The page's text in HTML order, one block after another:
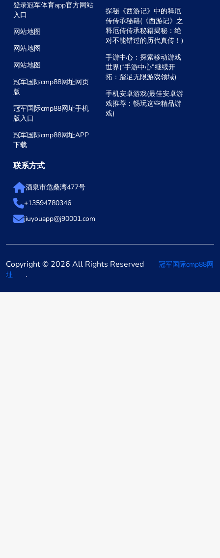
登录冠军体育app官方网站
入口
网站地图
网站地图
网站地图
冠军国际cmp88网址网页
版
冠军国际cmp88网址手机
版入口
冠军国际cmp88网址APP
下载
探秘《西游记》中的释厄
传传承秘籍(《西游记》之
释厄传传承秘籍揭秘：绝
对不能错过的历代真传！)
手游中心：探索移动游戏
世界(“手游中心”继续开
拓：踏足无限游戏领域)
手机安卓游戏(最佳安卓游
戏推荐：畅玩这些精品游
戏)
联系方式
酒泉市危桑湾477号
+13594780346
jiuyouapp@j90001.com
Copyright © 2026 All Rights Reserved
冠军国际cmp88网
址
.